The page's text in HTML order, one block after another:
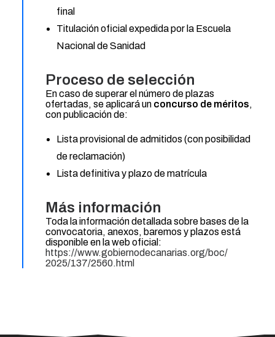
final
Titulación oficial expedida por la Escuela
Nacional de Sanidad
Proceso de selección
En caso de superar el número de plazas
ofertadas, se aplicará un concurso de méritos,
con publicación de:
Lista provisional de admitidos (con posibilidad
de reclamación)
Lista definitiva y plazo de matrícula
Más información
Toda la información detallada sobre bases de la
convocatoria, anexos, baremos y plazos está
disponible en la web oficial:
https://www.gobiernodecanarias.org/boc/
2025/137/2560.html